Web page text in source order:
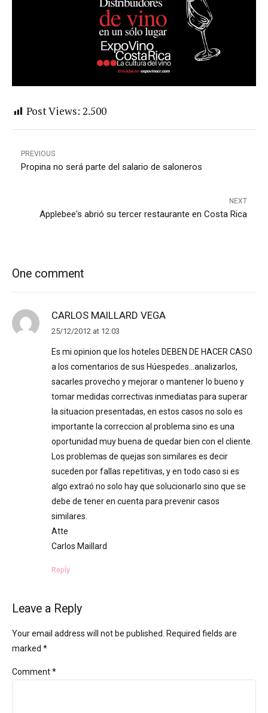
Post Views: 2.500
PREVIOUS
Propina no será parte del salario de saloneros
NEXT
Applebee's abrió su tercer restaurante en Costa Rica
One comment
CARLOS MAILLARD VEGA
25/12/2012 at 12:03
Es mi opinion que los hoteles DEBEN DE HACER CASO
a los comentarios de sus Húespedes…analizarlos,
sacarles provecho y mejorar o mantener lo bueno y
tomar medidas correctivas inmediatas para superar
la situacion presentadas, en estos casos no solo es
importante la correccion al problema sino es una
oportunidad muy buena de quedar bien con el cliente.
Los problemas de quejas son similares es decir
suceden por fallas repetitivas, y en todo caso si es
algo extraó no solo hay que solucionarlo sino que se
debe de tener en cuenta para prevenir casos
similares.
Atte
Carlos Maillard
Reply
Leave a Reply
Your email address will not be published. Required fields are
marked *
Comment*